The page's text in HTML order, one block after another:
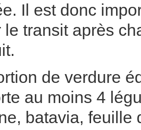
Il est donc
le transit après
de verdure
au moins 4
batavia, feuille